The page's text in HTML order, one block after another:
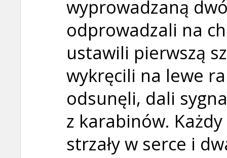
wyprowadzaną
odprowadzali na
ustawili pierwszą
wykręcili na lewe
odsunęli, dali
z karabinów.
strzały w serce i